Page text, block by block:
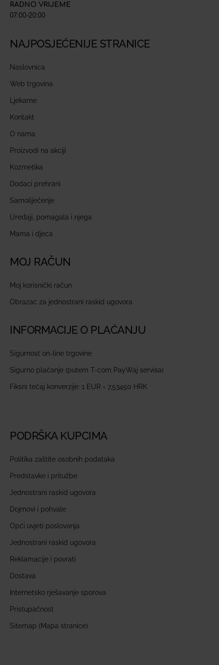
RADNO VRIJEME
07:00-20:00
NAJPOSJEĆENIJE STRANICE
Naslovnica
Web trgovina
Ljekarne
Kontakt
O nama
Proizvodi na akciji
Kozmetika
Dodaci prehrani
Samoliječenje
Uređaji, pomagala i njega
Mama i djeca
MOJ RAČUN
Moj korisnički račun
Obrazac za jednostrani raskid ugovora
INFORMACIJE O PLAĆANJU
Sigurnost on-line trgovine
Sigurno plaćanje (putem T-com PayWaj servisa)
Fiksni tečaj konverzije: 1 EUR = 7,53450 HRK
PODRŠKA KUPCIMA
Politika zaštite osobnih podataka
Predstavke i pritužbe
Jednostrani raskid ugovora
Dojmovi i pohvale
Opći uvjeti poslovanja
Jednostrani raskid ugovora
Reklamacije i povrati
Dostava
Internetsko rješavanje sporova
Pristupačnost
Sitemap (Mapa stranice)